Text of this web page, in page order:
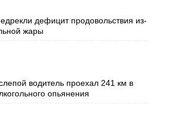
дефицит продовольствия из-
жары
водитель проехал 241 км в
опьянения